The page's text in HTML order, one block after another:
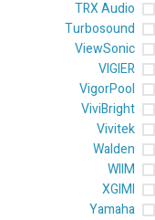
TRX Audio
Turbosound
ViewSonic
VIGIER
VigorPool
ViviBright
Vivitek
Walden
WIIM
XGIMI
Yamaha